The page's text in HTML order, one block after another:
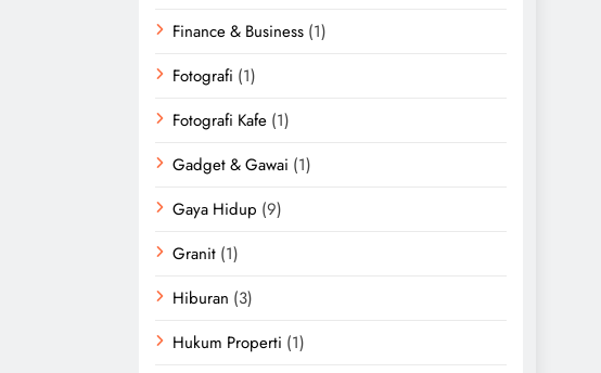
Finance & Business (1)
Fotografi (1)
Fotografi Kafe (1)
Gadget & Gawai (1)
Gaya Hidup (9)
Granit (1)
Hiburan (3)
Hukum Properti (1)